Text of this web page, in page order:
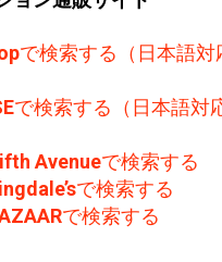
で検索する（日本語対
で検索する（日本語対
Avenueで検索する
で検索する
で検索する